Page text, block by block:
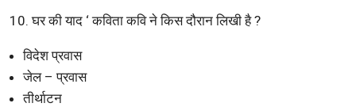
10. घर की याद ‘ कविता कवि ने किस दौरान लिखी है ?
विदेश प्रवास
जेल – प्रवास
तीर्थाटन